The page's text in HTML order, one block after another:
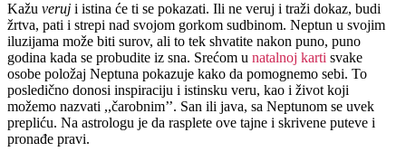
Kažu veruj i istina će ti se pokazati. Ili ne veruj i traži dokaz, budi
žrtva, pati i strepi nad svojom gorkom sudbinom. Neptun u svojim
iluzijama može biti surov, ali to tek shvatite nakon puno, puno
godina kada se probudite iz sna. Srećom u natalnoj karti svake
osobe položaj Neptuna pokazuje kako da pomognemo sebi. To
posledično donosi inspiraciju i istinsku veru, kao i život koji
možemo nazvati ,,čarobnim’’. San ili java, sa Neptunom se uvek
prepliću. Na astrologu je da rasplete ove tajne i skrivene puteve i
pronađe pravi.